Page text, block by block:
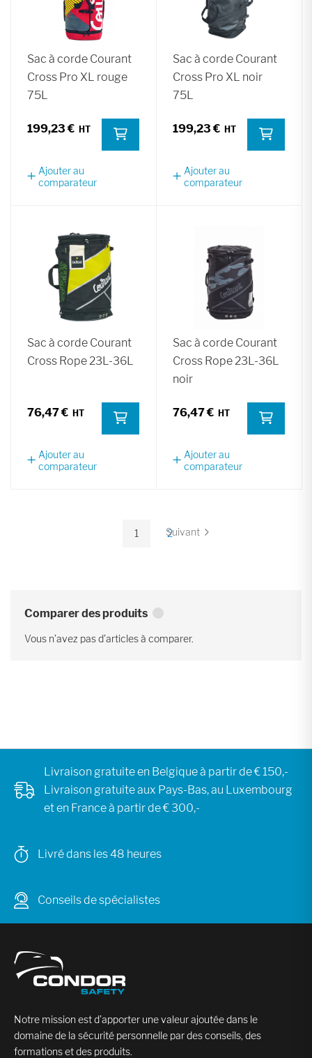
Sac à corde Courant
Cross Pro XL rouge
75L
199,23 €
Ajouter au
comparateur
Sac à corde Courant
Cross Pro XL noir
75L
199,23 €
Ajouter au
comparateur
Sac à corde Courant
Cross Rope 23L-36L
76,47 €
Ajouter au
comparateur
Sac à corde Courant
Cross Rope 23L-36L
noir
76,47 €
Ajouter au
comparateur
Vous
1 Page
2 Page
Suivant
Comparer des produits
Vous n’avez pas d’articles à comparer.
Livraison gratuite en Belgique à partir de € 150,-
Livraison gratuite aux Pays-Bas, au Luxembourg
et en France à partir de € 300,-
Livré dans les 48 heures
Conseils de spécialistes
Notre mission est d’apporter une valeur ajoutée dans le
domaine de la sécurité personnelle par des conseils, des
formations et des produits.